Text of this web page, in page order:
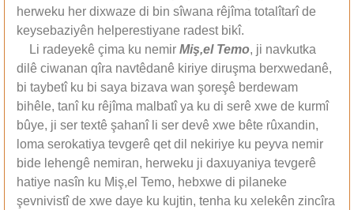
herweku her dixwaze di bin sîwana rêjîma totalîtarî de
keysebaziyên helperestiyane radest bikî.
Li radeyekê çima ku nemir Miş,el Temo, ji navkutka
dilê ciwanan qîra navtêdanê kiriye diruşma berxwedanê,
bi taybetî ku bi saya bizava wan şoreşê berdewam
bihêle, tanî ku rêjîma malbatî ya ku di serê xwe de kurmî
bûye, ji ser textê şahanî li ser devê xwe bête rûxandin,
loma serokatiya tevgerê qet dil nekiriye ku peyva nemir
bide lehengê nemiran, herweku ji daxuyaniya tevgerê
hatiye nasîn ku Miş,el Temo, hebxwe di pilaneke
şevnivistî de xwe daye ku kujtin, tenha ku xelekên zincîra